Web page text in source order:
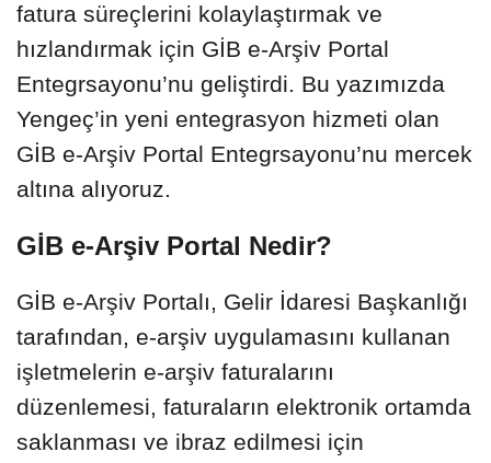
fatura süreçlerini kolaylaştırmak ve
hızlandırmak için GİB e-Arşiv Portal
Entegrsayonu’nu geliştirdi. Bu yazımızda
Yengeç’in yeni entegrasyon hizmeti olan
GİB e-Arşiv Portal Entegrsayonu’nu mercek
altına alıyoruz.
GİB e-Arşiv Portal Nedir?
GİB e-Arşiv Portalı, Gelir İdaresi Başkanlığı
tarafından, e-arşiv uygulamasını kullanan
işletmelerin e-arşiv faturalarını
düzenlemesi, faturaların elektronik ortamda
saklanması ve ibraz edilmesi için